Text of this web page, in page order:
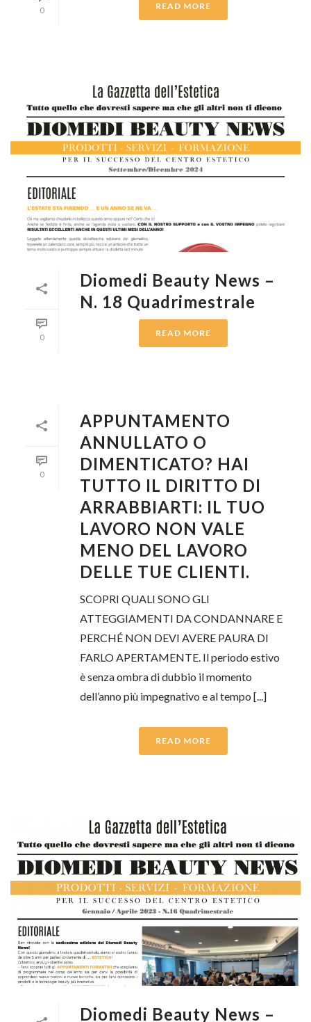
0 READ MORE
0
Diomedi Beauty News –
N. 18 Quadrimestrale
READ MORE
0
APPUNTAMENTO
ANNULLATO O
DIMENTICATO? HAI
TUTTO IL DIRITTO DI
ARRABBIARTI: IL TUO
LAVORO NON VALE
MENO DEL LAVORO
DELLE TUE CLIENTI.
SCOPRI QUALI SONO GLI
ATTEGGIAMENTI DA CONDANNARE E
PERCHÉ NON DEVI AVERE PAURA DI
FARLO APERTAMENTE. Il periodo estivo
è senza ombra di dubbio il momento
dell’anno più impegnativo e al tempo [...]
READ MORE
Diomedi Beauty News –